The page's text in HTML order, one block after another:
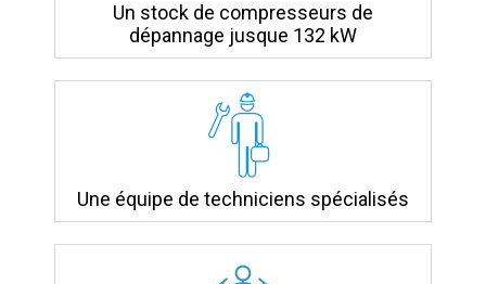
Un stock de compresseurs de
dépannage jusque 132 kW
Une équipe de techniciens spécialisés